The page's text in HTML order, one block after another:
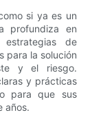
si ya es un
profundiza en
de
para la solución
y el riesgo.
y prácticas
para que sus
años.